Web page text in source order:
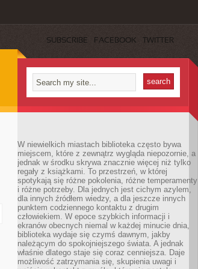
SUBSCRIBE FACEBOOK TWITTER
W niewielkich miastach biblioteka często bywa
miejscem, które z zewnątrz wygląda niepozornie, a
jednak w środku skrywa znacznie więcej niż tylko
regały z książkami. To przestrzeń, w której
spotykają się różne pokolenia, różne temperamenty
i różne potrzeby. Dla jednych jest cichym azylem,
dla innych źródłem wiedzy, a dla jeszcze innych
punktem codziennego kontaktu z drugim
człowiekiem. W epoce szybkich informacji i
ekranów obecnych niemal w każdej minucie dnia,
biblioteka wydaje się czymś dawnym, jakby
należącym do spokojniejszego świata. A jednak
właśnie dlatego staje się coraz cenniejsza. Daje
możliwość zatrzymania się, skupienia uwagi i